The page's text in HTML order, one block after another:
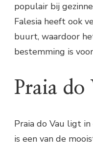
populair bij
Falesia heeft ook
buurt, waardoor
bestemming is
Praia do
Praia do Vau ligt
is een van de